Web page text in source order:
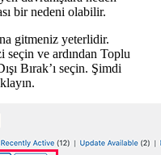
bir nedeni olabilir.
gitmeniz yeterlidir.
ve ardından Toplu
Bırak’ı seçin. Şimdi